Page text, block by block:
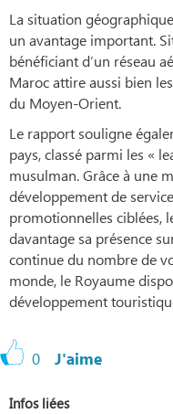
La situation
un avantage important.
bénéficiant d’un réseau
Maroc attire aussi bien
du Moyen-Orient.
Le rapport souligne
pays, classé parmi les «
musulman. Grâce à une
développement de
promotionnelles ciblées,
davantage sa présence
continue du nombre de
monde, le Royaume
développement
0 J'aime
Infos liées